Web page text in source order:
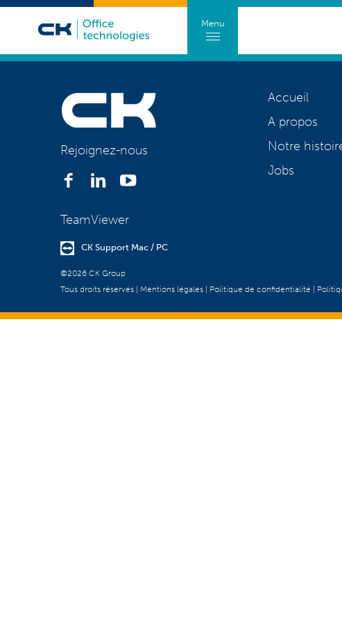
Menu
Rejoignez-nous
TeamViewer
CK Support Mac / PC
Accueil
A propos
Notre
Jobs
©2026 CK Group
Tous droits réservés | Mentions légales | Politique de confidentialité |